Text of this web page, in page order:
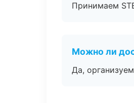
Принимаем
Можно ли
Да,